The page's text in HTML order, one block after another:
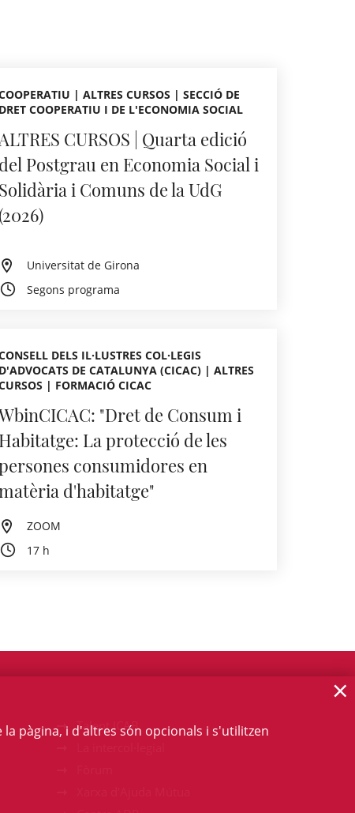
| ALTRES CURSOS | SECCIÓ DE
DRET COOPERATIU I DE L'ECONOMIA SOCIAL
CURSOS | Quarta edició
del Postgrau en Economia Social i
Solidària i Comuns de la UdG
(2026)
Universitat de Girona
Segons programa
DELS IL·LUSTRES COL·LEGIS
D'ADVOCATS DE CATALUNYA (CICAC) | ALTRES
| FORMACIÓ CICAC
"Dret de Consum i
Habitatge: La protecció de les
consumidores en
d'habitatge"
ZOOM
17 h
Talent ICAB
pàgina, i d'altres són opcionals i s'utilitzen
×